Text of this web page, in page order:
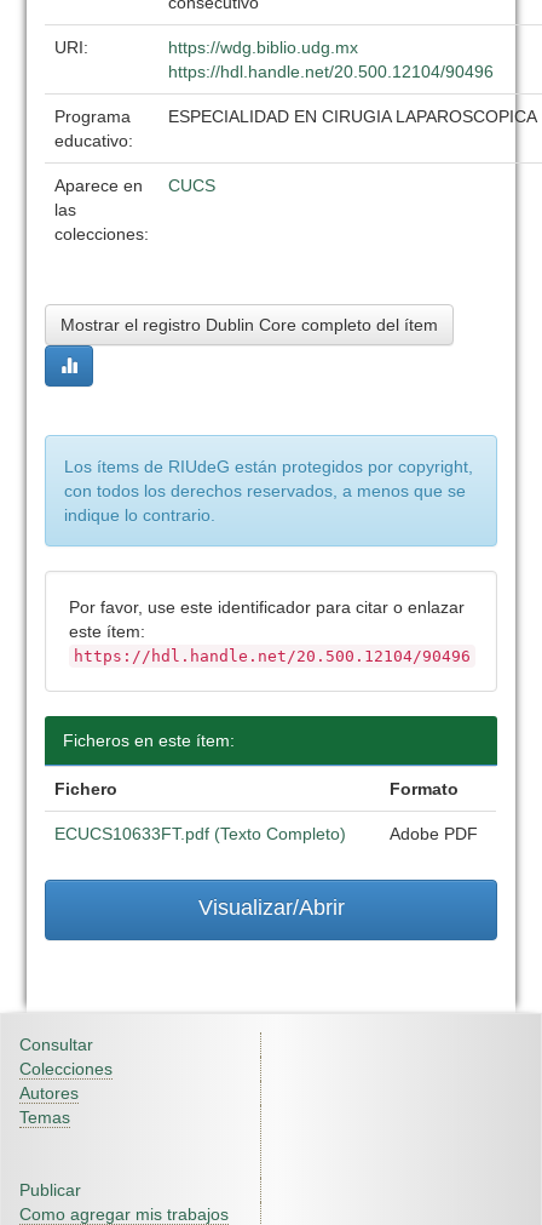
URI:
https://wdg.biblio.udg.mx
https://hdl.handle.net/20.500.12104/90496
Programa
educativo:
ESPECIALIDAD EN CIRUGIA
Aparece en
las
colecciones:
CUCS
Mostrar el registro Dublin Core completo del ítem
Los ítems de RIUdeG están protegidos por copyright,
con todos los derechos reservados, a menos que se
indique lo contrario.
Por favor, use este identificador para citar o enlazar
este ítem:
https://hdl.handle.net/20.500.12104/90496
Ficheros en este ítem:
Fichero Formato
ECUCS10633FT.pdf (Texto Completo) Adobe PDF
Visualizar/Abrir
Consultar
Colecciones
Autores
Temas
Publicar
Como agregar mis trabajos